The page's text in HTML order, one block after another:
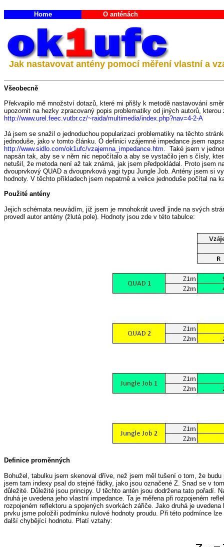
Home O anténách
Jak nastavovat antény pomocí měření vlastní a
Všeobecně
Překvapilo mě množství dotazů, které mi přišly k metodě nastavování
upozornit na hezky zpracovaný popis problematiky od jiných autorů,
http://www.urel.feec.vutbr.cz/~raida/multimedia/index.php?nav=4-2-A
Já jsem se snažil o jednoduchou popularizaci problematiky na těchto
jednoduše, jako v tomto článku. O definici vzájemné impedance jsem
http://www.sidlo.com/ok1ufc/vzajemna_impedance.htm. Také jsem v
napsán tak, aby se v něm nic nepočítalo a aby se vystačilo jen s čísly,
netušil, že metoda není až tak známá, jak jsem předpokládal. Proto jsem
dvouprvkový QUAD a dvouprvková yagi typu Jungle Job. Antény jsem si
hodnoty. V těchto příkladech jsem nepatrně a velice jednoduše počítal
Použité antény
Jejich schémata neuvádím, již jsem je mnohokrát uvedl jinde na svých
provedl autor antény (žlutá pole). Hodnoty jsou zde v této tabulce:
Definice proměnných
Bohužel, tabulku jsem skenoval dříve, než jsem měl tušení o tom, že
jsem tam indexy psal do stejné řádky, jako jsou označené Z. Snad se v
důležité. Důležité jsou principy. U těchto antén jsou dodržena tato pořadí.
druhá je uvedena jeho vlastní impedance. Ta je měřena při rozpojeném
rozpojeném reflektoru a spojených svorkách zářiče. Jako druhá je
prvku jsme položili podmínku nulové hodnoty proudu. Při této podmínce
další chybějící hodnotu. Platí vztahy: